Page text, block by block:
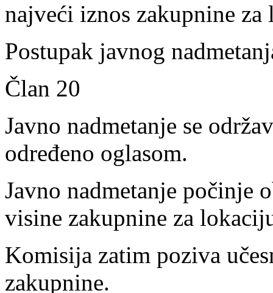
najveći iznos zakupnine za
Postupak javnog
Član 20
Javno nadmetanje se
određeno oglasom.
Javno nadmetanje počinje
visine zakupnine za
Komisija zatim poziva
zakupnine.